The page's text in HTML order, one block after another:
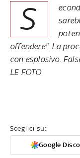
S
offendere". La
con esplosivo.
LE FOTO
Sceglici su:
Google